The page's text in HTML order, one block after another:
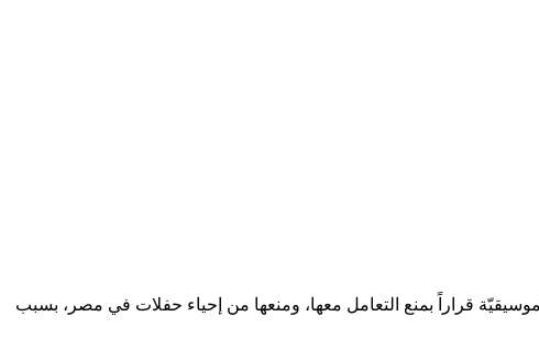
قراراً بمنع التعامل معها، ومنعها من إحياء حفلات في مصر، بسبب